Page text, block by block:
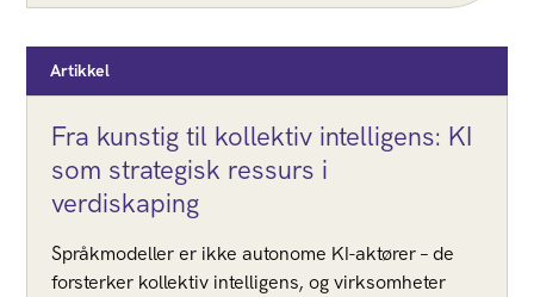
Artikkel
Fra kunstig til kollektiv intelligens: KI
som strategisk ressurs i
verdiskaping
Språkmodeller er ikke autonome KI-aktører – de
forsterker kollektiv intelligens, og virksomheter